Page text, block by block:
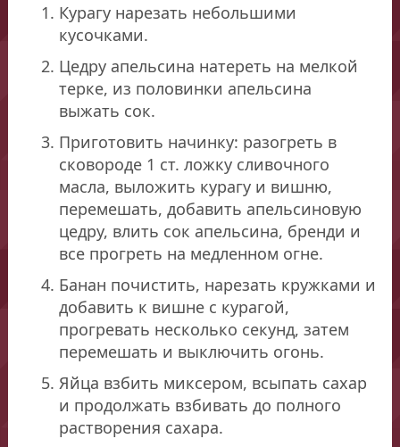
Курагу нарезать небольшими
кусочками.
Цедру апельсина натереть на мелкой
терке, из половинки апельсина
выжать сок.
Приготовить начинку: разогреть в
сковороде 1 ст. ложку сливочного
масла, выложить курагу и вишню,
перемешать, добавить апельсиновую
цедру, влить сок апельсина, бренди и
все прогреть на медленном огне.
Банан почистить, нарезать кружками и
добавить к вишне с курагой,
прогревать несколько секунд, затем
перемешать и выключить огонь.
Яйца взбить миксером, всыпать сахар
и продолжать взбивать до полного
растворения сахара.